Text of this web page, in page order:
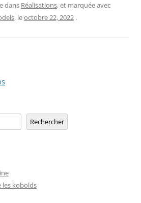
dans Réalisations, et marquée avec
, leoctobre 22, 2022 .
Rechercher
les kobolds